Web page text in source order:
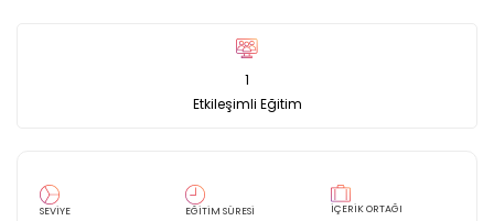
1
Etkileşimli Eğitim
SEVİYE EĞİTİM SÜRESİ İÇERİK ORTAĞI